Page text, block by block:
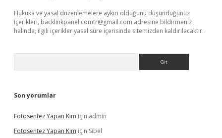
Hukuka ve yasal düzenlemelere aykırı olduğunu düşündüğünüz
içerikleri, backlinkpanelicomtr@gmail.com adresine bildirmeniz
halinde, ilgili içerikler yasal süre içerisinde sitemizden kaldırılacaktır.
Son yorumlar
Fotosentez Yapan Kim için admin
Fotosentez Yapan Kim için Sibel